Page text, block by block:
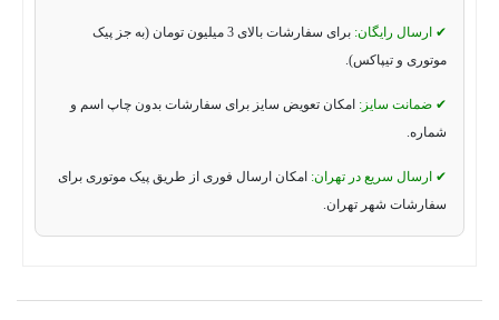
✔ ارسال رایگان:
برای سفارشات بالای 3 میلیون تومان (به جز پیک
موتوری و تیپاکس).
✔ ضمانت سایز: امکان تعویض سایز برای سفارشات بدون چاپ اسم و
شماره.
✔ ارسال سریع در تهران: امکان ارسال فوری از طریق پیک موتوری برای
سفارشات شهر تهران.